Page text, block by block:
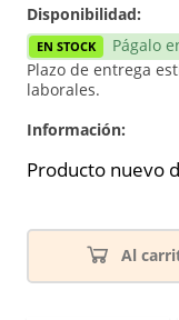
Disponibilidad:
EN STOCK Págalo
Plazo de entrega
laborales.
Información:
Producto nuevo
Al